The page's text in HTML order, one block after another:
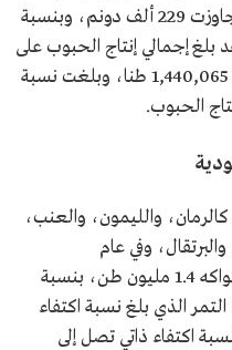
حيث المساحات المزروعة بالقمح، إذ تجاوزت 229 ألف دونم، وبنسبة
فقد بلغ إجمالي إنتاج الحبوب على
مستوى المناطق الإدارية في السعودية 1,440,065 طنا، وبلغت نسبة
والليمون، والعنب،
والبرتقال، وفي عام
1442هـ/2021م، بلغ الإنتاج المحلي للفواكه 1.4 مليون طن، بنسبة
أبرزها: التمر الذي بلغ نسبة اكتفاء
نسبة اكتفاء ذاتي تصل إلى